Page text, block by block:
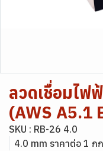
ลวดเชื่อมไฟ
(AWS A5.1
SKU : RB-26 4.0
4.0 mm ราคาต่อ 1 ก